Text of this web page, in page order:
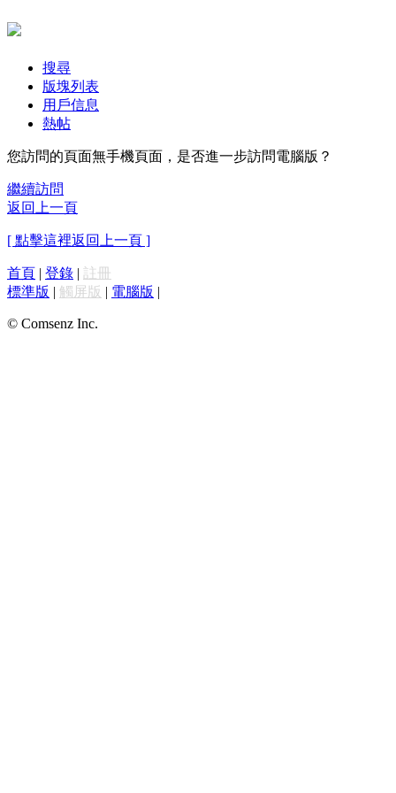
搜尋
版塊列表
用戶信息
熱帖
您訪問的頁面無手機頁面，是否進一步訪問電腦版？
繼續訪問
返回上一頁
[ 點擊這裡返回上一頁 ]
首頁 | 登錄 | 註冊
標準版 | 觸屏版 | 電腦版 |
© Comsenz Inc.